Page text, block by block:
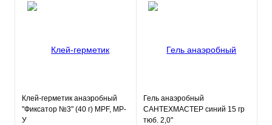
Клей-герметик анаэробный
"Фиксатор №3" (40 г) MPF, MP-
У
Гель анаэробный
САНТЕХМАСТЕР синий 15 гр
тюб. 2,0"